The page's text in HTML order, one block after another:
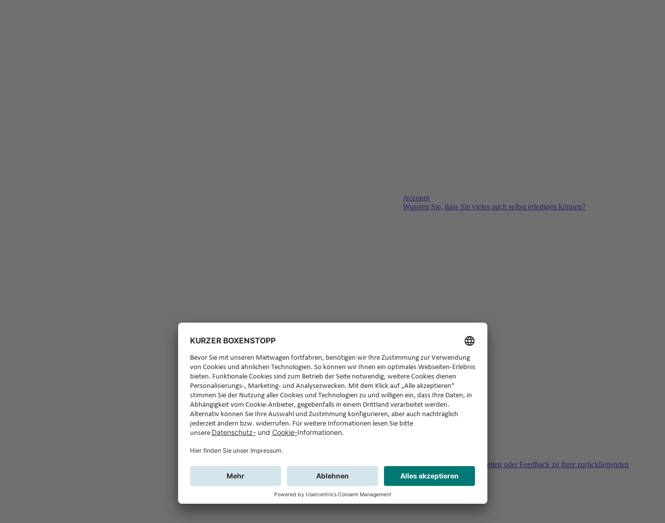
Account
Wussten Sie, dass Sie vieles auch selbst erledigen können?
Sie haben Fragen, Unklarheiten oder Feedback zu ihrer zurückliegenden
Buchung?